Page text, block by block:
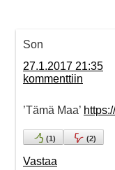
Son
27.1.2017 21:35
kommenttiin
’Tämä Maa’
(1) (2)
Vastaa